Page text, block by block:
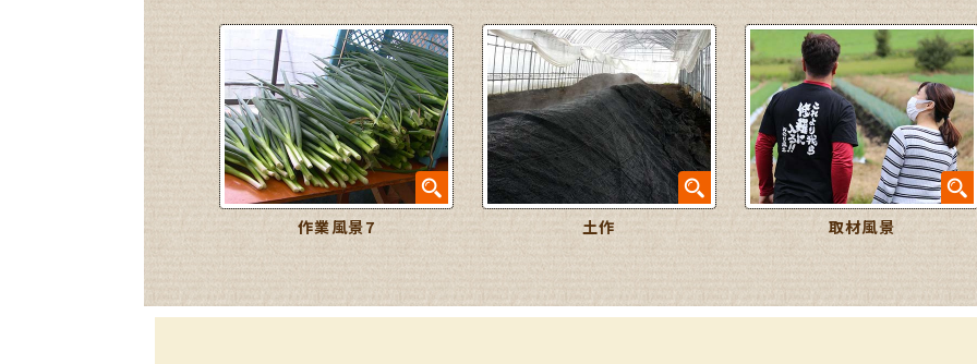
作業風景7 土作 取材風景